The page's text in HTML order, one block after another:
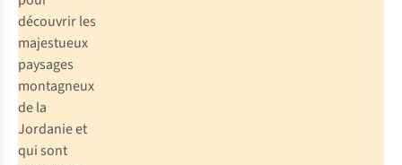
découvrir les
majestueux
paysages
montagneux
de la
Jordanie et
qui sont